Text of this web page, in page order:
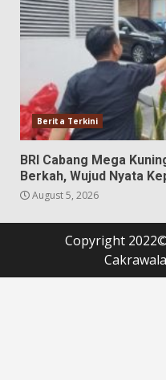
Berita Terkini
BRI Cabang Mega
Berkah, Wujud Nyata
August 5, 2026
Copyright